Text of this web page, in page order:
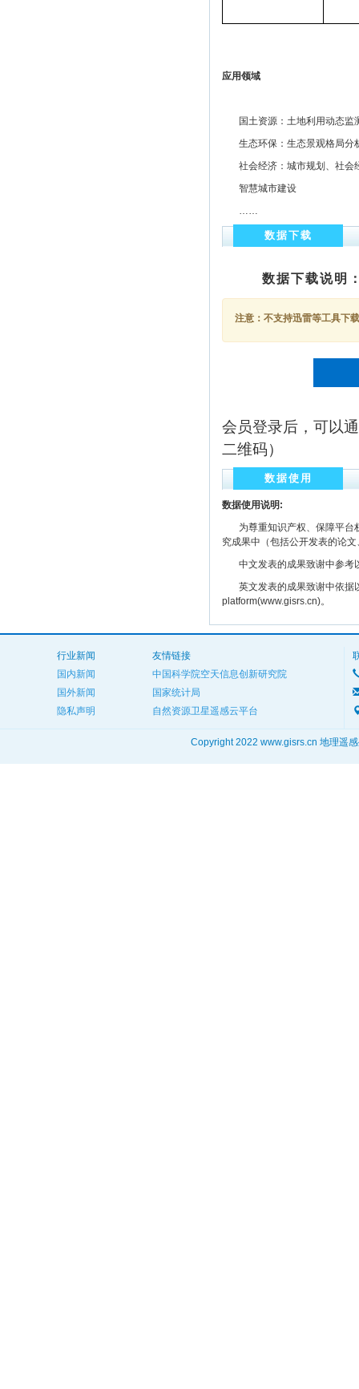
应用领域
国土资源：土地利用动态监
生态环保：生态景观格局分
社会经济：城市规划、社会
智慧城市建设
……
数据下载
数据下载说明
注意：不支持迅雷等工具下
会员登录后，可以
二维码）
数据使用
数据使用说明:
为尊重知识产权、保障平台
究成果中（包括公开发表的论
中文发表的成果致谢中参考
英文发表的成果致谢中依据
platform(www.gisrs.cn)。
行业新闻
国内新闻
国外新闻
隐私声明
友情链接
中国科学院空天信息创新研究院
国家统计局
自然资源卫星遥感云平台
Copyright 2022 www.gisrs.cn 地理遥